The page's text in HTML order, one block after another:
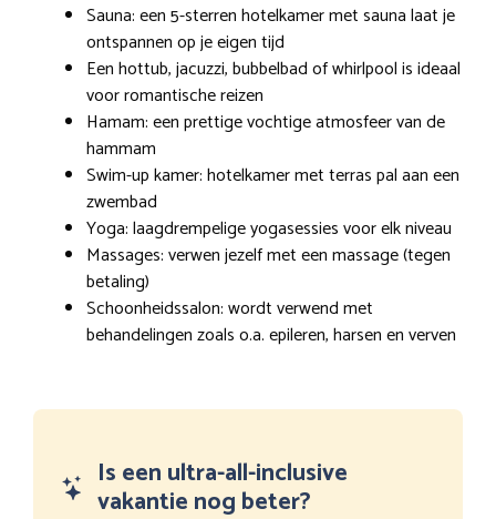
Sauna: een 5-sterren hotelkamer met sauna laat je
ontspannen op je eigen tijd
Een hottub, jacuzzi, bubbelbad of whirlpool is ideaal
voor romantische reizen
Hamam: een prettige vochtige atmosfeer van de
hammam
Swim-up kamer: hotelkamer met terras pal aan een
zwembad
Yoga: laagdrempelige yogasessies voor elk niveau
Massages: verwen jezelf met een massage (tegen
betaling)
Schoonheidssalon: wordt verwend met
behandelingen zoals o.a. epileren, harsen en verven
Is een ultra-all-inclusive
vakantie nog beter?